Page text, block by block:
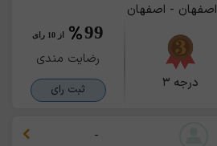
اصفهان - اصفهان
درجه ۳
99 از 10 رای
رضایت مندی
ثبت رای
-